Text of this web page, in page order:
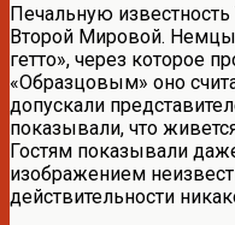
Печальную
Второй Мировой. Немцы
гетто», через которое
«Образцовым» оно
допускали
показывали, что
Гостям показывали
изображением
действительности